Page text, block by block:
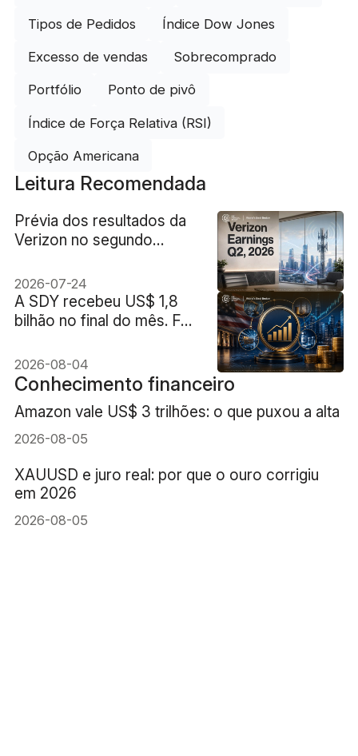
Tipos de Pedidos Índice Dow Jones
Excesso de vendas Sobrecomprado
Portfólio Ponto de pivô
Índice de Força Relativa (RSI)
Opção Americana
Leitura Recomendada
Prévia dos resultados da
Verizon no segundo
crescimento de
assinantes impulsionará as
ações da VZ?
2026-07-24
A SDY recebeu US$ 1,8
bilhão no final do mês. Foi
de dividendos?
2026-08-04
Conhecimento financeiro
Amazon vale US$ 3 trilhões: o que puxou a alta
2026-08-05
XAUUSD e juro real: por que o ouro corrigiu
em 2026
2026-08-05